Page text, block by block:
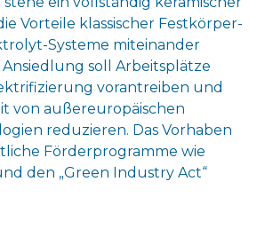
Vorteile klassischer Festkörper-
Systeme miteinander
Ansiedlung soll Arbeitsplätze
vorantreiben und
von außereuropäischen
reduzieren. Das Vorhaben
Förderprogramme wie
den „Green Industry Act“